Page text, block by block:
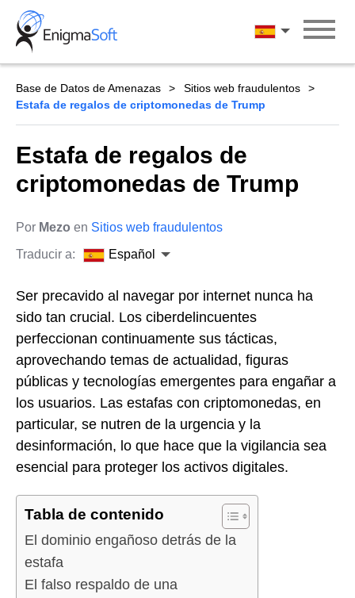
Skip
content
Español
Base de Datos de Amenazas
Sitios web fraudulentos
Estafa de regalos de criptomonedas de Trump
Estafa de regalos de
criptomonedas de Trump
Por Mezo en Sitios web fraudulentos
Traducir a:
Español
Ser precavido al navegar por internet nunca ha
sido tan crucial. Los ciberdelincuentes
perfeccionan continuamente sus tácticas,
aprovechando temas de actualidad, figuras
públicas y tecnologías emergentes para engañar a
los usuarios. Las estafas con criptomonedas, en
particular, se nutren de la urgencia y la
desinformación, lo que hace que la vigilancia sea
esencial para proteger los activos digitales.
Tabla de contenido
El dominio engañoso detrás de la
estafa
El falso respaldo de una